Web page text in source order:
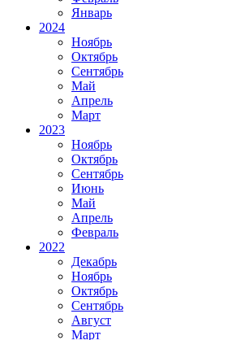
Январь
2024
Ноябрь
Октябрь
Сентябрь
Май
Апрель
Март
2023
Ноябрь
Октябрь
Сентябрь
Июнь
Май
Апрель
Февраль
2022
Декабрь
Ноябрь
Октябрь
Сентябрь
Август
Март